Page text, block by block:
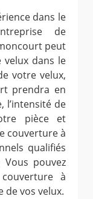
dans le
de
peut
velux dans le
votre velux,
prendra en
l’intensité de
pièce et
couverture à
qualifiés
pouvez
à
de vos velux.